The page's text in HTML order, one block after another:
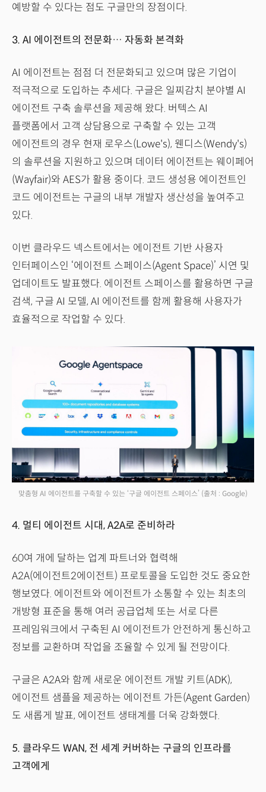
예방할 수 있다는 점도 구글만의 장점이다.
3. AI 에이전트의 전문화… 자동화 본격화
AI 에이전트는 점점 더 전문화되고 있으며 많은 기업이
적극적으로 도입하는 추세다. 구글은 일찌감치 분야별 AI
에이전트 구축 솔루션을 제공해 왔다. 버텍스 AI
플랫폼에서 고객 상담용으로 구축할 수 있는 고객
에이전트의 경우 현재 로우스(Lowe's), 웬디스(Wendy's)
의 솔루션을 지원하고 있으며 데이터 에이전트는 웨이페어
(Wayfair)와 AES가 활용 중이다. 코드 생성용 에이전트인
코드 에이전트는 구글의 내부 개발자 생산성을 높여주고
있다.
이번 클라우드 넥스트에서는 에이전트 기반 사용자
인터페이스인 ‘에이전트 스페이스(Agent Space)’ 시연 및
업데이트도 발표했다. 에이전트 스페이스를 활용하면 구글
검색, 구글 AI 모델, AI 에이전트를 함께 활용해 사용자가
효율적으로 작업할 수 있다.
맞춤형 AI 에이전트를 구축할 수 있는 ‘구글 에이전트 스페이스’ (출처 : Google)
4. 멀티 에이전트 시대, A2A로 준비하라
60여 개에 달하는 업계 파트너와 협력해
A2A(에이전트2에이전트) 프로토콜을 도입한 것도 중요한
행보였다. 에이전트와 에이전트가 소통할 수 있는 최초의
개방형 표준을 통해 여러 공급업체 또는 서로 다른
프레임워크에서 구축된 AI 에이전트가 안전하게 통신하고
정보를 교환하며 작업을 조율할 수 있게 될 전망이다.
구글은 A2A와 함께 새로운 에이전트 개발 키트(ADK),
에이전트 샘플을 제공하는 에이전트 가든(Agent Garden)
도 새롭게 발표, 에이전트 생태계를 더욱 강화했다.
5. 클라우드 WAN, 전 세계 커버하는 구글의 인프라를
고객에게